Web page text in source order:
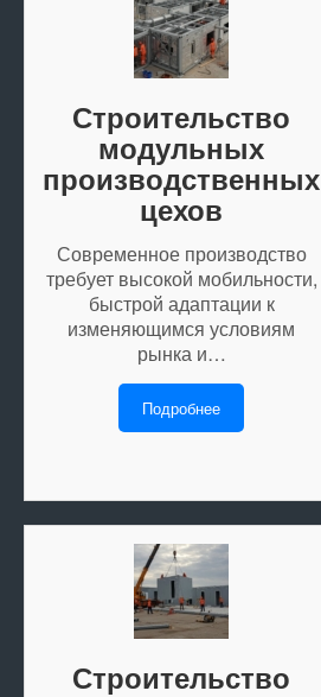
Строительство
модульных
производственных
цехов
Современное производство
требует высокой мобильности,
быстрой адаптации к
изменяющимся условиям
рынка и…
Подробнее
Строительство